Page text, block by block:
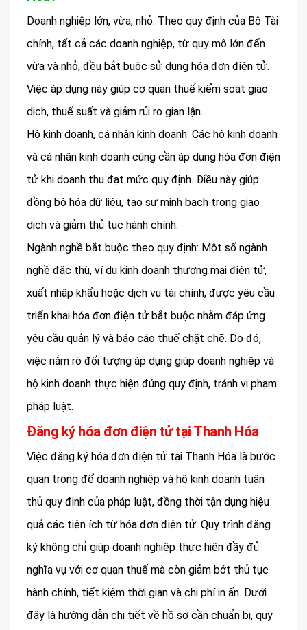
Doanh nghiệp lớn, vừa, nhỏ: Theo quy định của Bộ Tài
chính, tất cả các doanh nghiệp, từ quy mô lớn đến
vừa và nhỏ, đều bắt buộc sử dụng hóa đơn điện tử.
Việc áp dụng này giúp cơ quan thuế kiểm soát giao
dịch, thuế suất và giảm rủi ro gian lận.
Hộ kinh doanh, cá nhân kinh doanh: Các hộ kinh doanh
và cá nhân kinh doanh cũng cần áp dụng hóa đơn điện
tử khi doanh thu đạt mức quy định. Điều này giúp
đồng bộ hóa dữ liệu, tạo sự minh bạch trong giao
dịch và giảm thủ tục hành chính.
Ngành nghề bắt buộc theo quy định: Một số ngành
nghề đặc thù, ví dụ kinh doanh thương mại điện tử,
xuất nhập khẩu hoặc dịch vụ tài chính, được yêu cầu
triển khai hóa đơn điện tử bắt buộc nhằm đáp ứng
yêu cầu quản lý và báo cáo thuế chặt chẽ. Do đó,
việc nắm rõ đối tượng áp dụng giúp doanh nghiệp và
hộ kinh doanh thực hiện đúng quy định, tránh vi phạm
pháp luật.
Đăng ký hóa đơn điện tử tại Thanh Hóa
Việc đăng ký hóa đơn điện tử tại Thanh Hóa là bước
quan trọng để doanh nghiệp và hộ kinh doanh tuân
thủ quy định của pháp luật, đồng thời tận dụng hiệu
quả các tiện ích từ hóa đơn điện tử. Quy trình đăng
ký không chỉ giúp doanh nghiệp thực hiện đầy đủ
nghĩa vụ với cơ quan thuế mà còn giảm bớt thủ tục
hành chính, tiết kiệm thời gian và chi phí in ấn. Dưới
đây là hướng dẫn chi tiết về hồ sơ cần chuẩn bị, quy